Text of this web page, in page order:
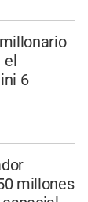
el
6
millones